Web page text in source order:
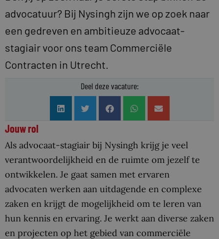
advocatuur? Bij Nysingh zijn we op zoek naar
een gedreven en ambitieuze advocaat-
stagiair voor ons team Commerciële
Contracten in Utrecht.
Deel deze vacature:
Jouw rol
Als advocaat-stagiair bij Nysingh krijg je veel
verantwoordelijkheid en de ruimte om jezelf te
ontwikkelen. Je gaat samen met ervaren
advocaten werken aan uitdagende en complexe
zaken en krijgt de mogelijkheid om te leren van
hun kennis en ervaring. Je werkt aan diverse zaken
en projecten op het gebied van commerciële